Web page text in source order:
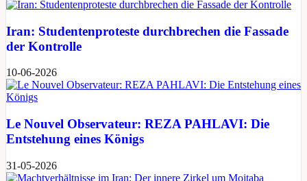
Iran: Studentenproteste durchbrechen die Fassade
der Kontrolle
10-06-2026
Le Nouvel Observateur: REZA PAHLAVI: Die
Entstehung eines Königs
31-05-2026